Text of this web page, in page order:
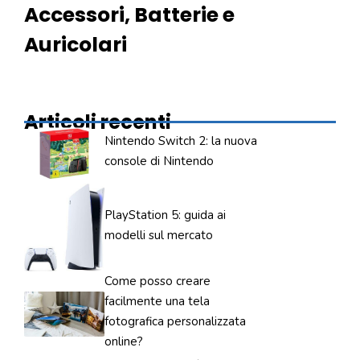
Accessori, Batterie e
Auricolari
Articoli recenti
Nintendo Switch 2: la nuova
console di Nintendo
PlayStation 5: guida ai
modelli sul mercato
Come posso creare
facilmente una tela
fotografica personalizzata
online?